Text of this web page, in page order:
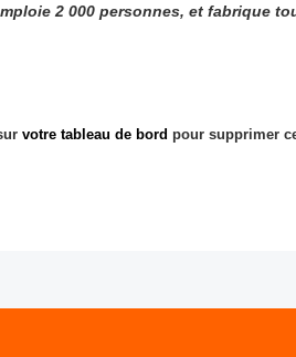
2 000 personnes, et fabrique
votre tableau de bord pour supprimer